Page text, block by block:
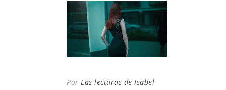
Por Las lecturas de Isabel